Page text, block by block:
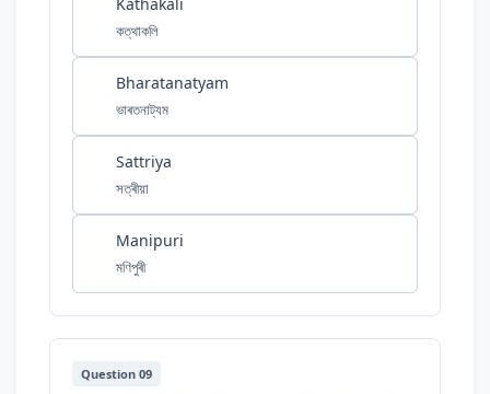
কত্থাকলি
Bharatanatyam
ভাৰতনাট্যম
Sattriya
সত্ৰীয়া
Manipuri
মণিপুৰী
Question 09